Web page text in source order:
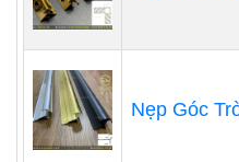
Nẹp Góc